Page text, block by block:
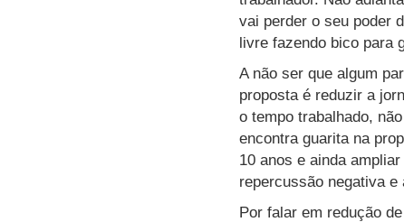
vai perder o seu poder
livre fazendo bico para
A não ser que algum
proposta é reduzir a
o tempo trabalhado,
encontra guarita na
10 anos e ainda
repercussão negativa
Por falar em redução